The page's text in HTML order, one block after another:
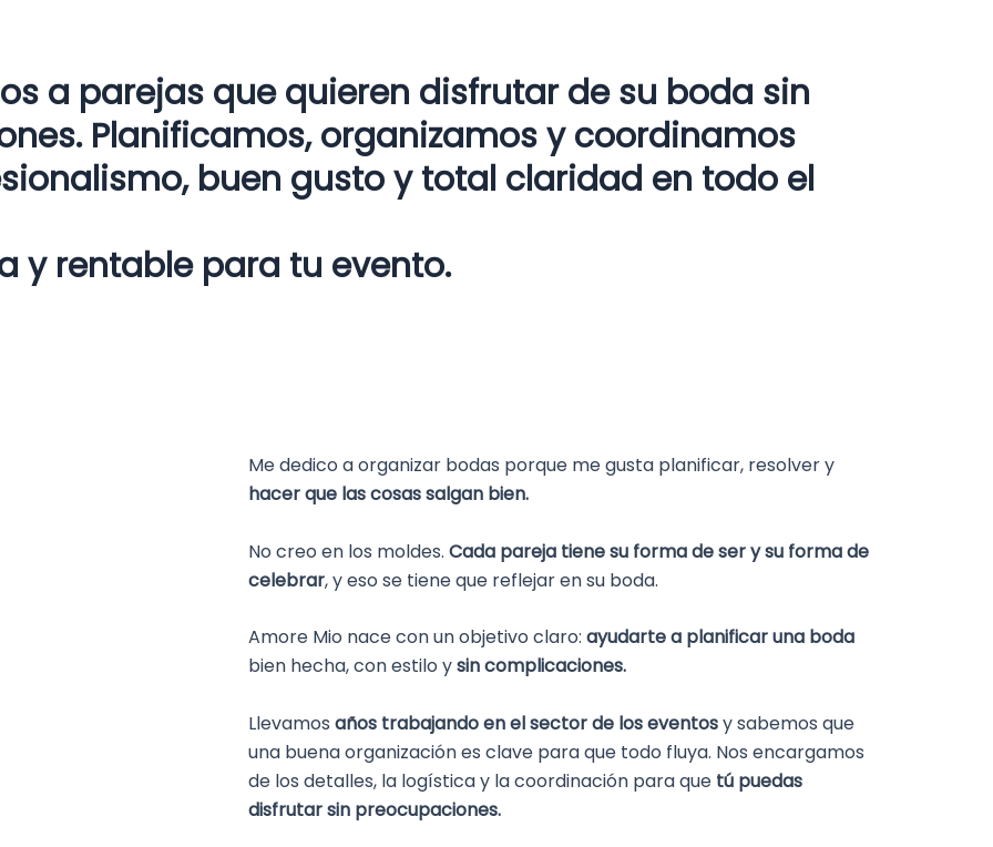
a parejas que quieren disfrutar de su boda sin
Planificamos, organizamos y coordinamos
buen gusto y total claridad en todo el
y rentable para tu evento.
Me dedico a organizar bodas porque me gusta planificar, resolver y
hacer que las cosas salgan bien.
No creo en los moldes. Cada pareja tiene su forma de ser y su forma de
celebrar, y eso se tiene que reflejar en su boda.
Amore Mio nace con un objetivo claro: ayudarte a planificar una boda
bien hecha, con estilo ysin complicaciones.
Llevamos años trabajando en el sector de los eventosy sabemos que
una buena organización es clave para que todo fluya. Nos encargamos
de los detalles, la logística y la coordinación para que tú puedas
disfrutar sin preocupaciones.